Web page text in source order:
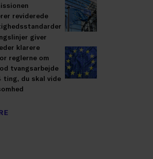
reviderede
giver
klarere
reglerne om
tvangsarbejde
ting, du skal vide